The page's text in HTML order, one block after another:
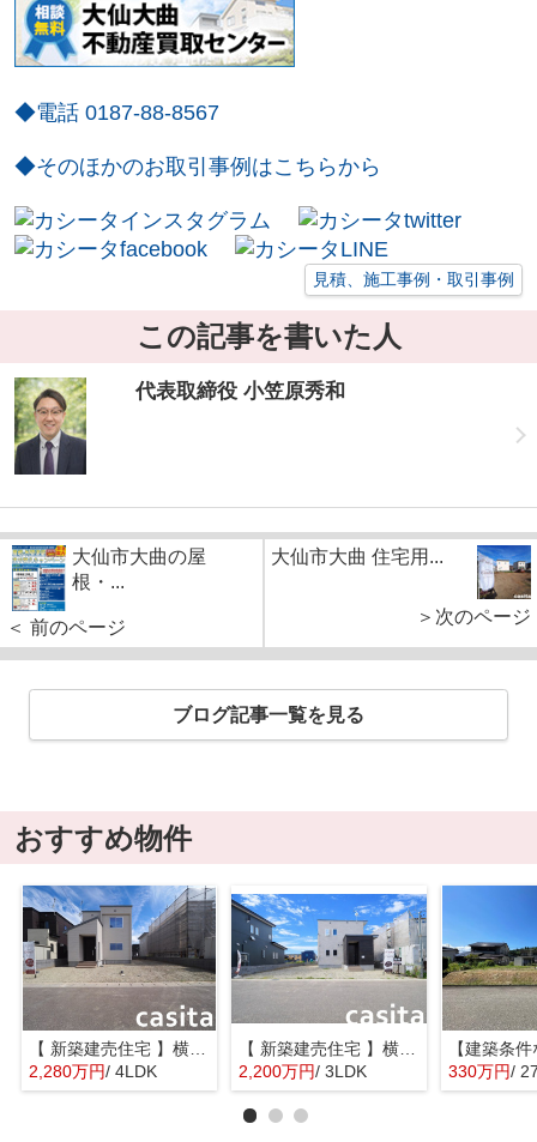
◆電話 0187-88-8567
◆そのほかのお取引事例はこちらから
見積、施工事例・取引事例
この記事を書いた人
代表取締役 小笠原秀和
大仙市大曲の屋
根・...
＜ 前のページ
大仙市大曲 住宅用...
＞次のページ
ブログ記事一覧を見る
おすすめ物件
【 新築建売住宅 】横手市八幡字長者町No58 横手北小学校区のオール電化 4LDK
2,280万円/ 4LDK
【 新築建売住宅 】横手市八幡字長者町No50 横手北小学校区のオール電化 3LDK
2,200万円/ 3LDK 330万円/